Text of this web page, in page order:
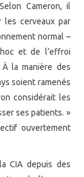
Cameron, il
les cerveaux par
normal –
et de l’effroi
la manière des
soient ramenés
considérait les
ses patients. »
ouvertement
CIA depuis des